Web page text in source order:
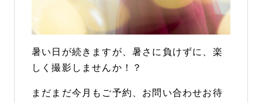
暑い日が続きますが、暑さに負けずに、楽
しく撮影しませんか！？
まだまだ今月もご予約、お問い合わせお待